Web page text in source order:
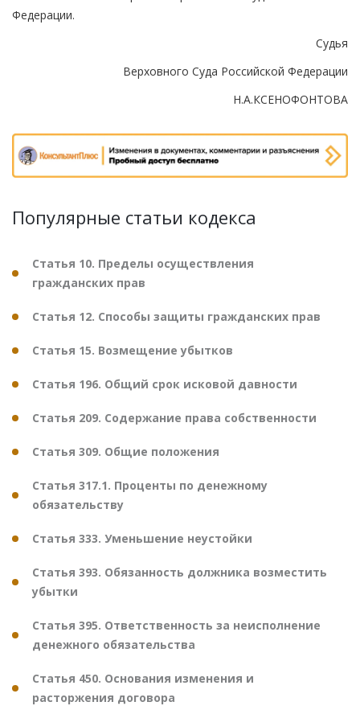
Федерации.
Судья
Верховного Суда Российской Федерации
Н.А.КСЕНОФОНТОВА
Популярные статьи кодекса
Статья 10. Пределы осуществления
гражданских прав
Статья 12. Способы защиты гражданских прав
Статья 15. Возмещение убытков
Статья 196. Общий срок исковой давности
Статья 209. Содержание права собственности
Статья 309. Общие положения
Статья 317.1. Проценты по денежному
обязательству
Статья 333. Уменьшение неустойки
Статья 393. Обязанность должника возместить
убытки
Статья 395. Ответственность за неисполнение
денежного обязательства
Статья 450. Основания изменения и
расторжения договора